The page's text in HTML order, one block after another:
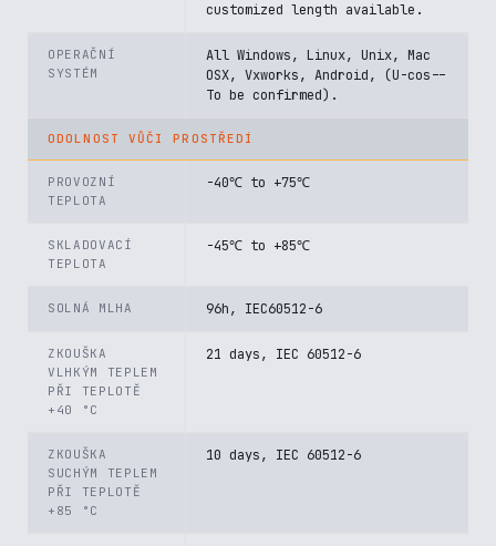
customized length available.
OPERAČNÍ
SYSTÉM
All Windows, Linux, Unix, Mac
OSX, Vxworks, Android, (U-cos--
To be confirmed).
ODOLNOST VŮČI PROSTŘEDÍ
PROVOZNÍ
TEPLOTA
-40℃ to +75℃
SKLADOVACÍ
TEPLOTA
-45℃ to +85℃
SOLNÁ MLHA 96h, IEC60512-6
ZKOUŠKA
VLHKÝM TEPLEM
PŘI TEPLOTĚ
+40 °C
21 days, IEC 60512-6
ZKOUŠKA
SUCHÝM TEPLEM
PŘI TEPLOTĚ
+85 °C
10 days, IEC 60512-6